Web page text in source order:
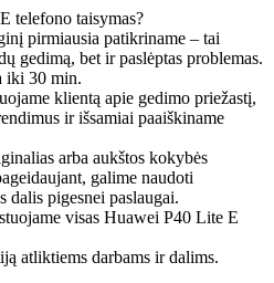
telefono taisymas?
pirmiausia patikriname – tai
gedimą, bet ir paslėptas problemas.
iki 30 min.
klientą apie gedimo priežastį,
ir išsamiai paaiškiname
arba aukštos kokybės
galime naudoti
dalis pigesnei paslaugai.
visas Huawei P40 Lite E
atliktiems darbams ir dalims.